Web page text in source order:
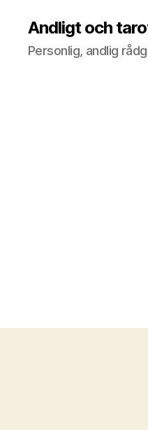
Andligt och
Personlig, andlig